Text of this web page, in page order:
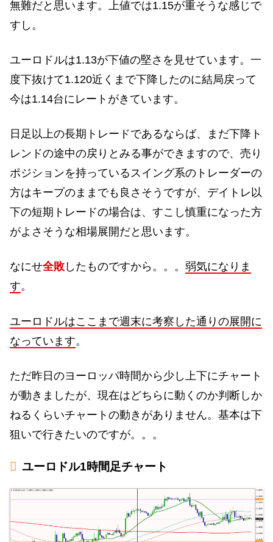
無難だと思います。上値では1.15が重そうな感じで
すし。
ユーロドルは1.13が下値の堅さを見せています。一
度下抜けて1.120近くまで下降したのに結局戻って
今は1.14台にレートがきています。
日足以上の長期トレードであるならば、まだ下降ト
レンドの途中の戻りとみる事ができますので、売り
ポジションを持っているスイング系のトレーダーの
方はキープのままでも良さそうですが、デイトレ以
下の短期トレードの場合は、すこし慎重になった方
がよさそうな相場展開だと思います。
なにせ全敗 したものですから。。。 弱気になりま
す。
ユーロドルはここまで週末に考察した通りの展開に
なっています。
ただ昨日のヨーロッパ時間から少し上下にチャート
が動きましたが、現在はどちらに動くのか判断しか
ねるくらいチャートの動きがありません。基本は下
狙いで行きたいのですが。。。
ユーロドル1時間足チャート